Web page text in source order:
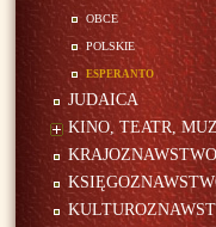
obce
polskie
esperanto
JUDAICA
KINO, TEATR,
KRAJOZNAWSTWO